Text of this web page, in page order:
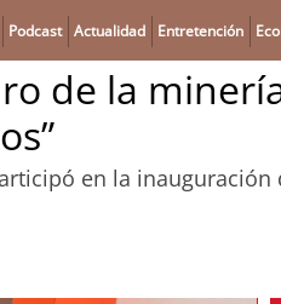
Podcast Actualidad Entretención
de la
en la inauguración